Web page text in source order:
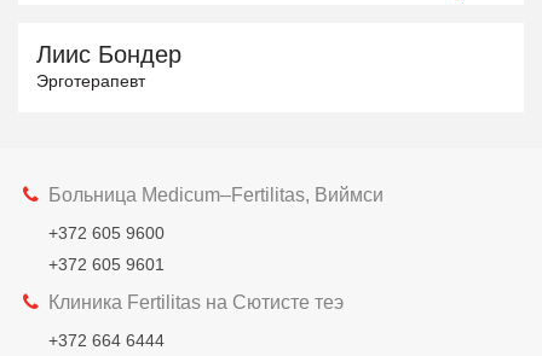
Лиис Бондер
Эрготерапевт
Больница Medicum–Fertilitas, Виймси
+372 605 9600
+372 605 9601
Клиника Fertilitas на Сютисте теэ
+372 664 6444